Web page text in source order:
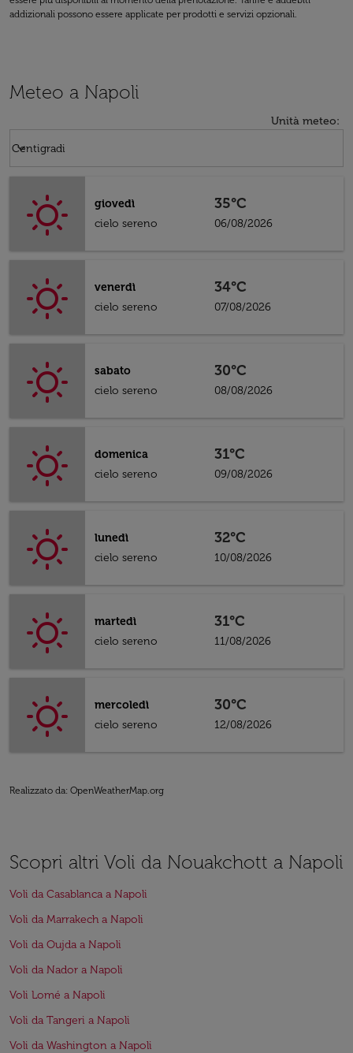
addizionali possono essere applicate per prodotti e servizi opzionali.
Meteo a Napoli
Unità meteo:
Centigradi
keyboard_arrow_down
giovedì
cielo sereno
35°C
06/08/2026
venerdì
cielo sereno
34°C
07/08/2026
sabato
cielo sereno
30°C
08/08/2026
domenica
cielo sereno
31°C
09/08/2026
lunedì
cielo sereno
32°C
10/08/2026
martedì
cielo sereno
31°C
11/08/2026
mercoledì
cielo sereno
30°C
12/08/2026
Realizzato da: OpenWeatherMap.org
Scopri altri Voli da Nouakchott a Napoli
Voli da Casablanca a Napoli
Voli da Marrakech a Napoli
Voli da Oujda a Napoli
Voli da Nador a Napoli
Voli Lomé a Napoli
Voli da Tangeri a Napoli
Voli da Washington a Napoli